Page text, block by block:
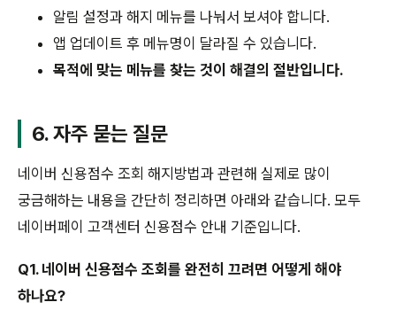
알림 설정과 해지 메뉴를 나눠서 보셔야 합니다.
앱 업데이트 후 메뉴명이 달라질 수 있습니다.
목적에 맞는 메뉴를 찾는 것이 해결의 절반입니다.
6. 자주 묻는 질문
네이버 신용점수 조회 해지방법과 관련해 실제로 많이
궁금해하는 내용을 간단히 정리하면 아래와 같습니다. 모두
네이버페이 고객센터 신용점수 안내 기준입니다.
Q1. 네이버 신용점수 조회를 완전히 끄려면 어떻게 해야
하나요?